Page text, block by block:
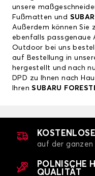
unsere
Fußmatten und
Außerdem können Sie
ebenfalls passgenaue
Outdoor bei uns
auf Bestellung in
hergestellt und nach
DPD zu Ihnen nach
IhrenSUBARU
auf der ganzen
POLNISCHE
QUALITÄT